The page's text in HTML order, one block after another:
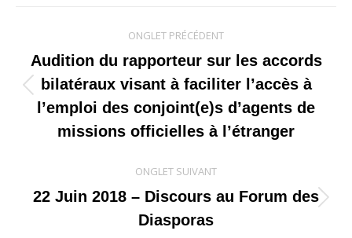
de
commentaire
ONGLET PRÉCÉDENT
Onglet
précédent
Audition du rapporteur sur les accords
bilatéraux visant à faciliter l’accès à
l’emploi des conjoint(e)s d’agents de
missions officielles à l’étranger
ONGLET SUIVANT
Onglet
suivant
22 Juin 2018 – Discours au Forum des
Diasporas